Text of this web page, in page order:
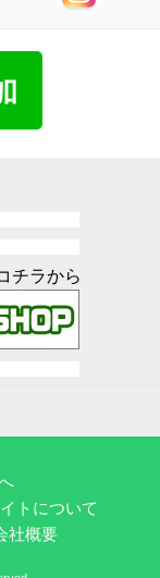
チラから
トについて
社概要